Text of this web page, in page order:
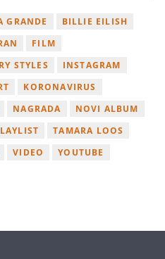
GRANDE
BILLIE EILISH
FILM
STYLES
INSTAGRAM
KORONAVIRUS
NAGRADA
NOVI ALBUM
TAMARA LOOS
VIDEO
YOUTUBE